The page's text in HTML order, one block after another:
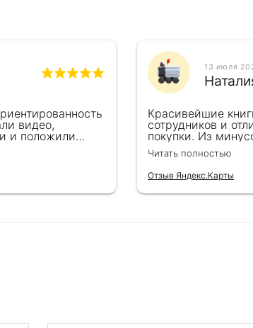
видео,
и положили
13 июля
Красивейшие
сотрудников и
покупки. Из
великолепны, что
для подарка.
Читать полностью
Отзыв Яндекс.Карты